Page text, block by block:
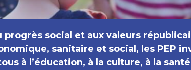
social et aux valeurs
sanitaire et social, les PEP
à l’éducation, à la culture, à la